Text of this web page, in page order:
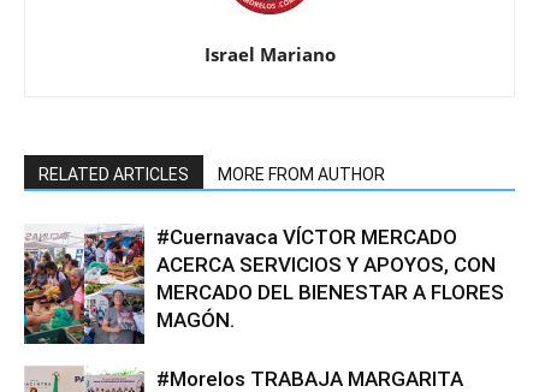
Israel Mariano
RELATED ARTICLES MORE FROM AUTHOR
#Cuernavaca VÍCTOR MERCADO
ACERCA SERVICIOS Y APOYOS, CON
MERCADO DEL BIENESTAR A FLORES
MAGÓN.
#Morelos TRABAJA MARGARITA